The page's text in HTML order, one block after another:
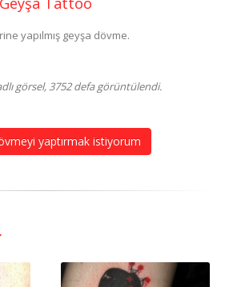
yapılmış geyşa dövme.
görsel, 3752 defa görüntülendi.
yaptırmak istiyorum